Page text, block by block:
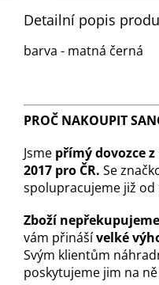
Detailní popis
barva - matná černá
PROČ NAKOUPIT
Jsme přímý dovozce
2017 pro ČR. Se
spolupracujeme již od
Zboží nepřekupujeme
vám přinášívelké
Svým klientům
poskytujeme jim na